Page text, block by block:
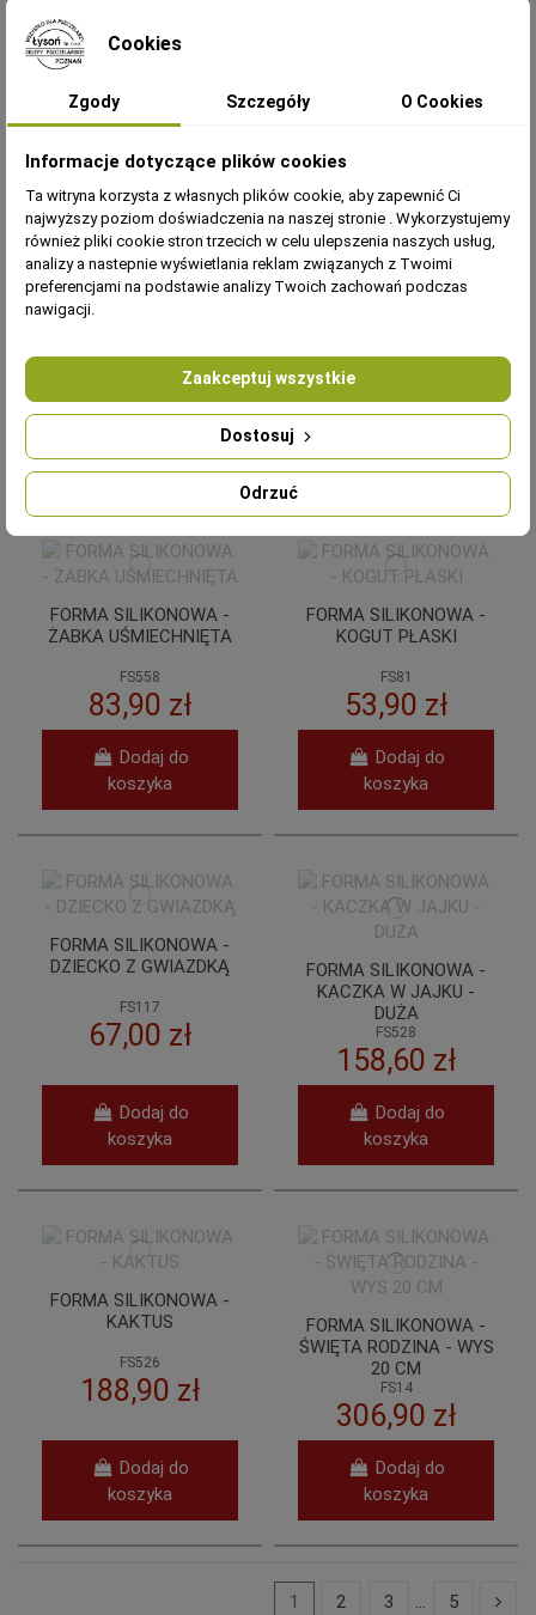
koszyka
koszyka
FORMA SILIKONOWA -
JEŻYK - WYSOKOŚĆ
82,90 zł
koszyka
FORMA SILIKONOWA -
64,80 zł
koszyka
FORMA SILIKONOWA -
ŻABKA UŚMIECHNIĘTA
FS558
83,90 zł
Dodaj do
koszyka
FORMA SILIKONOWA -
KOGUT PŁASKI
FS81
53,90 zł
Dodaj do
koszyka
FORMA SILIKONOWA -
DZIECKO Z GWIAZDKĄ
FS117
67,00 zł
Dodaj do
koszyka
FORMA SILIKONOWA -
KACZKA W JAJKU -
DUŻA
FS528
158,60 zł
Dodaj do
koszyka
FORMA SILIKONOWA -
KAKTUS
FS526
188,90 zł
Dodaj do
koszyka
FORMA SILIKONOWA -
ŚWIĘTA RODZINA - WYS
20 CM
FS14
306,90 zł
Dodaj do
koszyka
1 2 3 … 5
Cookies
Zgody Szczegóły O Cookies
Informacje dotyczące plików cookies
Ta witryna korzysta z własnych plików cookie, aby zapewnić Ci
najwyższy poziom doświadczenia na naszej stronie . Wykorzystujemy
również pliki cookie stron trzecich w celu ulepszenia naszych usług,
analizy a nastepnie wyświetlania reklam związanych z Twoimi
preferencjami na podstawie analizy Twoich zachowań podczas
nawigacji.
Odrzuć
Dostosuj
Zaakceptuj wszystkie